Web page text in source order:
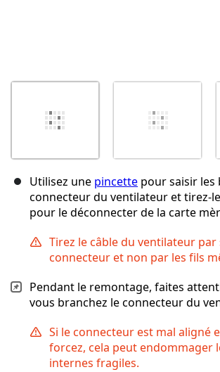
Utilisez une pincette pour saisir les
connecteur du ventilateur et tirez-
pour le déconnecter de la carte
Tirez le câble du ventilateur par
connecteur et non par les fils
Pendant le remontage, faites
vous branchez le connecteur du
Si le connecteur est mal aligné
forcez, cela peut endommager
internes fragiles.